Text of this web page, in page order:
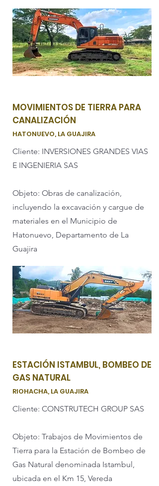
MOVIMIENTOS DE TIERRA PARA
CANALIZACIÓN
HATONUEVO, LA GUAJIRA
Cliente: INVERSIONES GRANDES VIAS
E INGENIERIA SAS
Objeto: Obras de canalización,
incluyendo la excavación y cargue de
materiales en el Municipio de
Hatonuevo, Departamento de La
Guajira
ESTACIÓN ISTAMBUL, BOMBEO DE
GAS NATURAL
RIOHACHA, LA GUAJIRA
Cliente: CONSTRUTECH GROUP SAS
Objeto: Trabajos de Movimientos de
Tierra para la Estación de Bombeo de
Gas Natural denominada Istambul,
ubicada en el Km 15, Vereda